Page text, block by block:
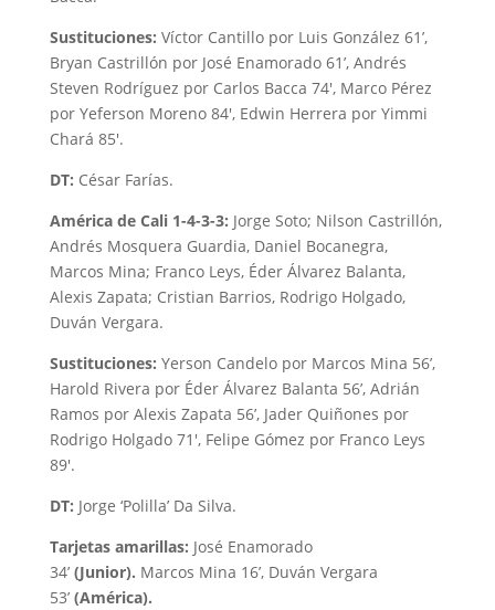
Sustituciones: Víctor Cantillo por Luis González 61’,
Bryan Castrillón por José Enamorado 61’, Andrés
Steven Rodríguez por Carlos Bacca 74′, Marco Pérez
por Yeferson Moreno 84′, Edwin Herrera por Yimmi
Chará 85′.
DT: César Farías.
América de Cali 1-4-3-3: Jorge Soto; Nilson Castrillón,
Andrés Mosquera Guardia, Daniel Bocanegra,
Marcos Mina; Franco Leys, Éder Álvarez Balanta,
Alexis Zapata; Cristian Barrios, Rodrigo Holgado,
Duván Vergara.
Sustituciones: Yerson Candelo por Marcos Mina 56’,
Harold Rivera por Éder Álvarez Balanta 56’, Adrián
Ramos por Alexis Zapata 56’, Jader Quiñones por
Rodrigo Holgado 71′, Felipe Gómez por Franco Leys
89′.
DT: Jorge ‘Polilla’ Da Silva.
Tarjetas amarillas: José Enamorado
34’ (Junior). Marcos Mina 16’, Duván Vergara
53’ (América).